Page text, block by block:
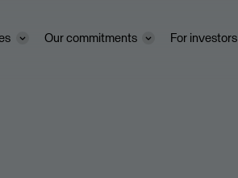
Our commitments For investors